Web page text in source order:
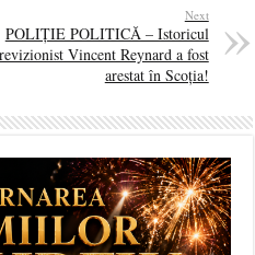
Next
POLIȚIE POLITICĂ – Istoricul
revizionist Vincent Reynard a fost
arestat în Scoția!